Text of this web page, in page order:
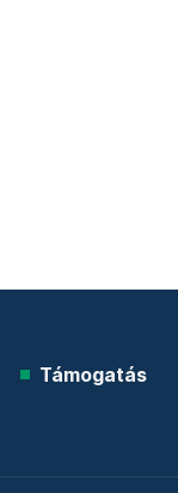
Támogatás